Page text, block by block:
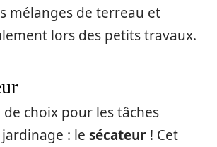
mélanges de terreau et
lors des petits travaux.
choix pour les tâches
: le sécateur ! Cet